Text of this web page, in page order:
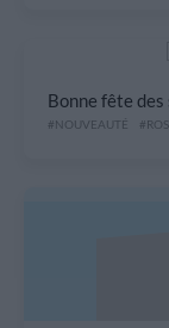
Bonne fête
#NOUVEAUTÉ